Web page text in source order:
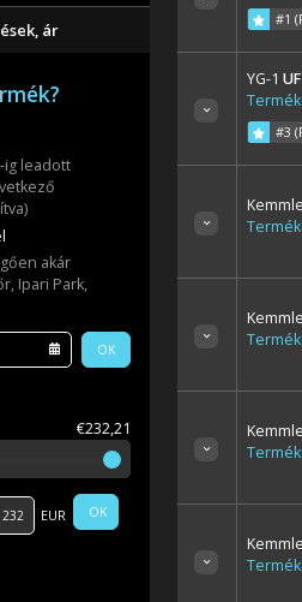
ár
ig leadott
akár
Ipari Park,
OK
€232,21
EUR OK
#1
YG-1 UF
#3